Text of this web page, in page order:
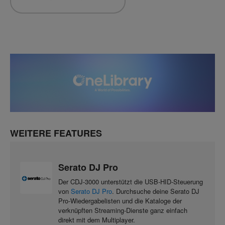
WEITERE FEATURES
Serato DJ Pro
Der CDJ-3000 unterstützt die USB-HID-Steuerung
von Serato DJ Pro. Durchsuche deine Serato DJ
Pro-Wiedergabelisten und die Kataloge der
verknüpften Streaming-Dienste ganz einfach
direkt mit dem Multiplayer.